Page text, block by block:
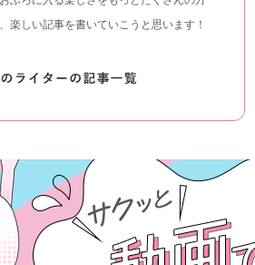
楽しい記事を書いていこうと思います！